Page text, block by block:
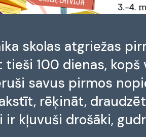
skolas atgriežas
100 dienas, kopš
savus pirmos
rēķināt,
kļuvuši drošāki,